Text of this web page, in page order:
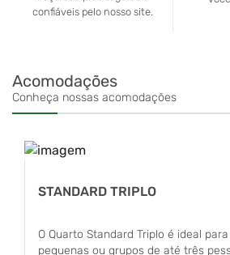
uma curta distância, e
confiáveis pelo nosso site.
Acomodações
Conheça nossas acomodações
STANDARD TRIPLO
O Quarto Standard Triplo é ideal
pequenas ou grupos de até três